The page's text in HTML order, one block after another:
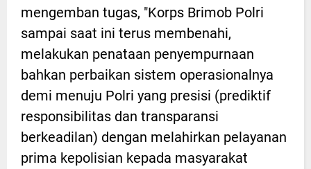
mengemban tugas, "Korps Brimob Polri
sampai saat ini terus membenahi,
melakukan penataan penyempurnaan
bahkan perbaikan sistem operasionalnya
demi menuju Polri yang presisi (prediktif
responsibilitas dan transparansi
berkeadilan) dengan melahirkan pelayanan
prima kepolisian kepada masyarakat